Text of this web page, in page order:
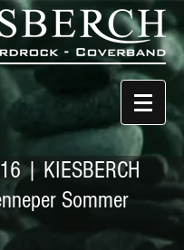
| KIESBERCH
Sommer